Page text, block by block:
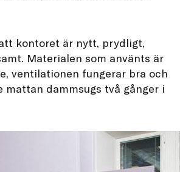
kontoret är nytt, prydligt,
Materialen som använts är
ventilationen fungerar bra och
mattan dammsugs två gånger i